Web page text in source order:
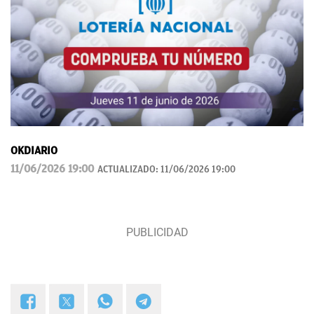
OKDIARIO
11/06/2026 19:00 ACTUALIZADO: 11/06/2026 19:00